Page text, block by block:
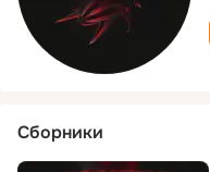
Сборники